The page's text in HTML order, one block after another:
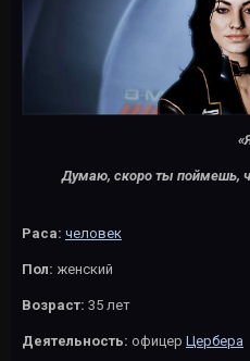
Думаю, скоро ты поймешь,
Раса: человек
Пол: женский
Возраст: 35 лет
Деятельность: офицер Цербера